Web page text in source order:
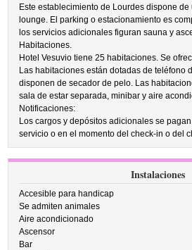
Este establecimiento de Lourdes dispone
lounge. El parking o estacionamiento es
los servicios adicionales figuran sauna y
Habitaciones.
Hotel Vesuvio tiene 25 habitaciones. Se
Las habitaciones están dotadas de teléfono
disponen de secador de pelo. Las
sala de estar separada, minibar y aire
Notificaciones:
Los cargos y depósitos adicionales se
servicio o en el momento del check-in o del
Instalaciones
Accesible para handicap
Se admiten animales
Aire acondicionado
Ascensor
Bar